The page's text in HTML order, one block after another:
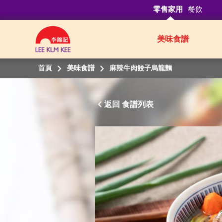
零售家用 餐飲
美味食譜
首頁 美味食譜 麻辣牛肉餃子烏龍麵
返回